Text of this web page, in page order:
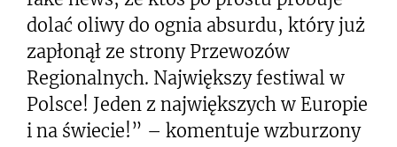
dolać oliwy do ognia absurdu, który już
zapłonął ze strony Przewozów
Regionalnych. Największy festiwal w
Polsce! Jeden z największych w Europie
i na świecie!” – komentuje wzburzony